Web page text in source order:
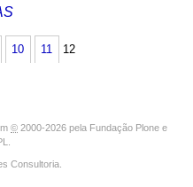
10 11 12
© 2000-2026 pela Fundação Plone e
Consultoria